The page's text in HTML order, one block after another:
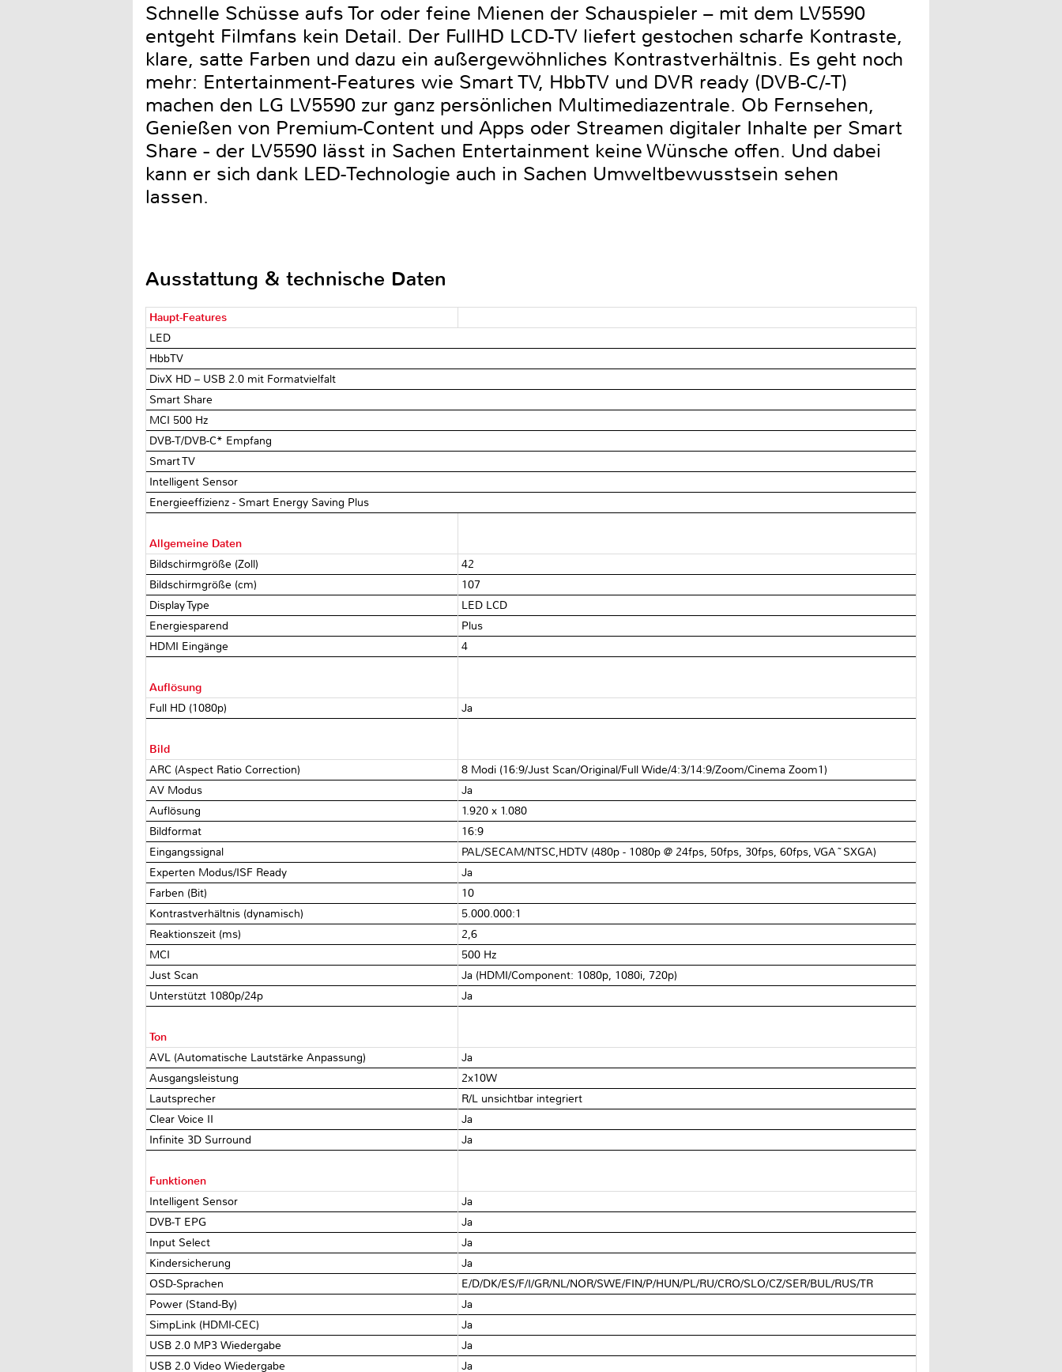
Schnelle Schüsse aufs Tor oder feine Mienen der Schauspieler – mit dem LV5590
entgeht Filmfans kein Detail. Der FullHD LCD-TV liefert gestochen scharfe Kontraste,
klare, satte Farben und dazu ein außergewöhnliches Kontrastverhältnis. Es geht noch
mehr: Entertainment-Features wie Smart TV, HbbTV und DVR ready (DVB-C/-T)
machen den LG LV5590 zur ganz persönlichen Multimediazentrale. Ob Fernsehen,
Genießen von Premium-Content und Apps oder Streamen digitaler Inhalte per Smart
Share − der LV5590 lässt in Sachen Entertainment keine Wünsche offen. Und dabei
kann er sich dank LED-Technologie auch in Sachen Umweltbewusstsein sehen
lassen.
Ausstattung & technische Daten
Haupt-Features
LED
HbbTV
DivX HD – USB 2.0 mit Formatvielfalt
Smart Share
MCI 500 Hz
DVB-T/DVB-C* Empfang
Smart TV
Intelligent Sensor
Energieeffizienz - Smart Energy Saving Plus
Allgemeine Daten
Bildschirmgröße (Zoll)
42
Bildschirmgröße (cm)
107
Display Type
LED LCD
Energiesparend
Plus
HDMI Eingänge
4
Auflösung
Full HD (1080p)
Ja
Bild
ARC (Aspect Ratio Correction)
8 Modi (16:9/Just Scan/Original/Full Wide/4:3/14:9/Zoom/Cinema Zoom1)
AV Modus
Ja
Auflösung
1.920 x 1.080
Bildformat
16:9
Eingangssignal
PAL/SECAM/NTSC,HDTV (480p - 1080p @ 24fps, 50fps, 30fps, 60fps, VGA~SXGA)
Experten Modus/ISF Ready
Ja
Farben (Bit)
10
Kontrastverhältnis (dynamisch)
5.000.000:1
Reaktionszeit (ms)
2,6
MCI
500 Hz
Just Scan
Ja (HDMI/Component: 1080p, 1080i, 720p)
Unterstützt 1080p/24p
Ja
Ton
AVL (Automatische Lautstärke Anpassung)
Ja
Ausgangsleistung
2x10W
Lautsprecher
R/L unsichtbar integriert
Clear Voice II
Ja
Infinite 3D Surround
Ja
Funktionen
Intelligent Sensor
Ja
DVB-T EPG
Ja
Input Select
Ja
Kindersicherung
Ja
OSD-Sprachen
E/D/DK/ES/F/I/GR/NL/NOR/SWE/FIN/P/HUN/PL/RU/CRO/SLO/CZ/SER/BUL/RUS/TR
Power (Stand-By)
Ja
SimpLink (HDMI-CEC)
Ja
USB 2.0 MP3 Wiedergabe
Ja
USB 2.0 Video Wiedergabe
Ja